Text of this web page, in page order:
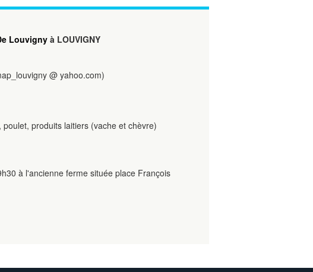
Louvigny à LOUVIGNY
@ yahoo.com)
produits laitiers (vache et chèvre)
à l'ancienne ferme située place François